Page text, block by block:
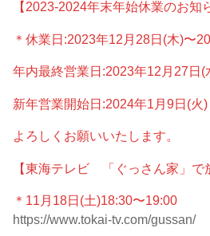
【2023-2024年末年始休業のお知
＊休業日:2023年12月28日(木)〜
年内最終営業日:2023年12月27日(
新年営業開始日:2024年1月9日(火)
よろしくお願いいたします。
【東海テレビ 「ぐっさん家」で
＊11月18日(土)18:30〜19:00
https://www.tokai-tv.com/gussan/